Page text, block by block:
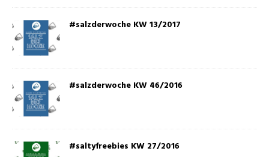
#salzderwoche KW 13/2017
#salzderwoche KW 46/2016
#saltyfreebies KW 27/2016